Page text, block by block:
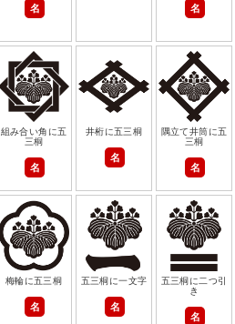
名 名
組み合い角に五
三桐
名
井桁に五三桐
名
隅立て井筒に五
三桐
名
梅輪に五三桐
名
五三桐に一文字
名
五三桐に二つ引
き
名